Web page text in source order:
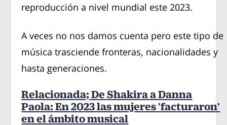
reproducción a nivel mundial este 2023.
A veces no nos damos cuenta pero este tipo de
música trasciende fronteras, nacionalidades y
hasta generaciones.
Relacionada; De Shakira a Danna
Paola: En 2023 las mujeres 'facturaron'
en el ámbito musical